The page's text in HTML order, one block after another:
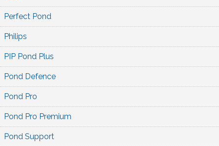
Perfect Pond
Philips
PIP Pond Plus
Pond Defence
Pond Pro
Pond Pro Premium
Pond Support